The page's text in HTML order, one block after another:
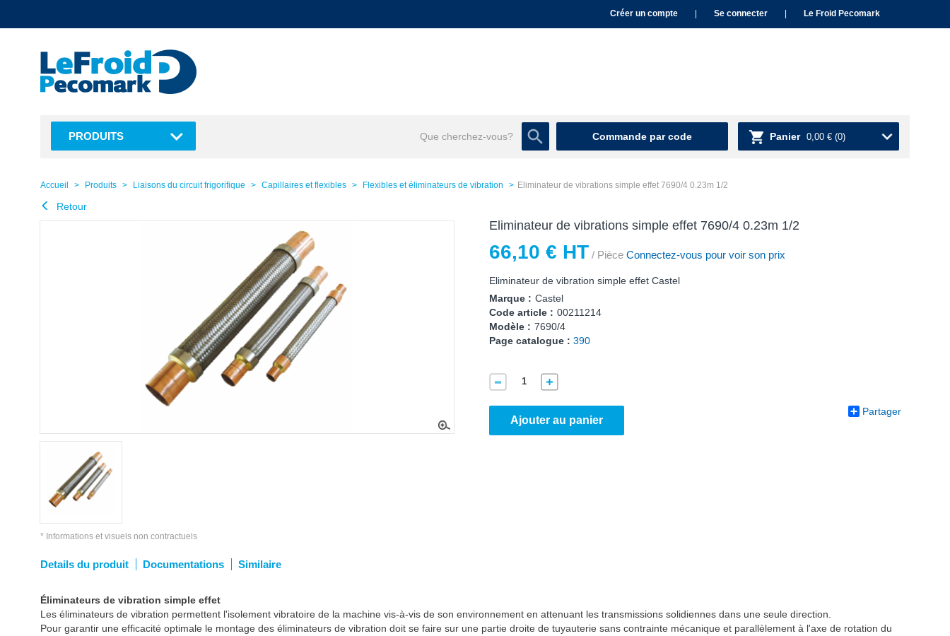
Créer un compte Se connecter Le Froid Pecomark
Commande par code Panier 0,00 € (0)
PRODUITS
Accueil Produits Liaisons du circuit frigorifique Capillaires et flexibles Flexibles et éliminateurs de vibration Eliminateur de vibrations simple effet 7690/4 0.23m 1/2
Retour
* Informations et visuels non contractuels
Details du produit Documentations Similaire
Eliminateur de vibrations simple effet 7690/4 0.23m 1/2
66,10 € HT / Pièce Connectez-vous pour voir son prix
Eliminateur de vibration simple effet Castel
Marque : Castel
Code article : 00211214
Modèle : 7690/4
Page catalogue : 390
Ajouter au panier
Partager
Éliminateurs de vibration simple effet
Les éliminateurs de vibration permettent l'isolement vibratoire de la machine vis-à-vis de son environnement en attenuant les transmissions solidiennes dans une seule direction.
Pour garantir une efficacité optimale le montage des éliminateurs de vibration doit se faire sur une partie droite de tuyauterie sans contrainte mécanique et parallèlement à l'axe de rotation du